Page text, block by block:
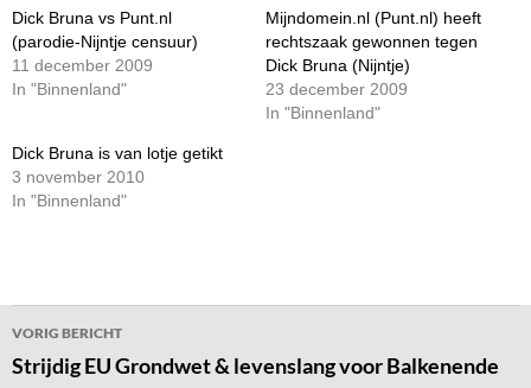
Dick Bruna vs Punt.nl
(parodie-Nijntje censuur)
11 december 2009
In "Binnenland"
Mijndomein.nl (Punt.nl) heeft
rechtszaak gewonnen tegen
Dick Bruna (Nijntje)
23 december 2009
In "Binnenland"
Dick Bruna is van lotje getikt
3 november 2010
In "Binnenland"
Bericht
navigatie
VORIG BERICHT
Strijdig EU Grondwet & levenslang voor Balkenende